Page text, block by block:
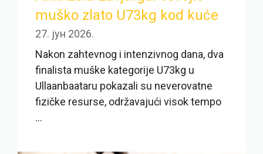
muško zlato U73kg kod kuće
27. јун 2026.
Nakon zahtevnog i intenzivnog dana, dva
finalista muške kategorije U73kg u
Ullaanbaataru pokazali su neverovatne
fizičke resurse, održavajući visok tempo
...